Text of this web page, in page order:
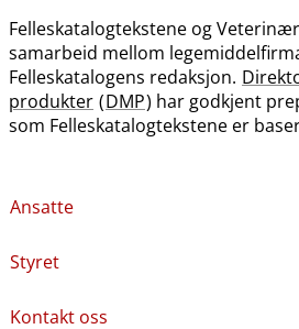
Felleskatalogtekstene og
samarbeid mellom
Felleskatalogens redaksjon.
produkter (DMP) har godkjent
som Felleskatalogtekstene er
Ansatte
Styret
Kontakt oss